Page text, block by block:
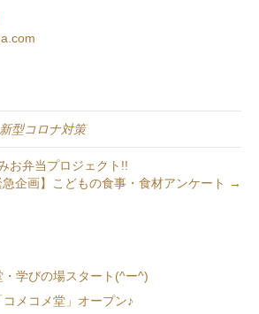
新型コロナ対策
お弁当プロジェクト!!
急企画】こどもの食事・食材アンケート →
学びの場スタート(^ー^)
メコメ堂」オープン♪